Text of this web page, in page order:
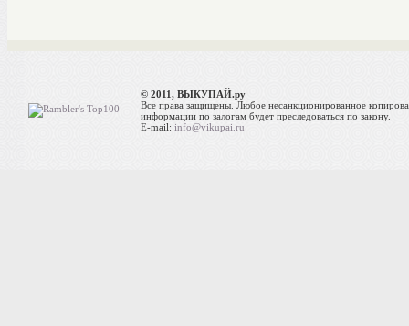
© 2011, ВЫКУПАЙ.ру
Все права защищены. Любое несанкционированное
информации по залогам будет преследоваться по закону.
E-mail:info@vikupai.ru